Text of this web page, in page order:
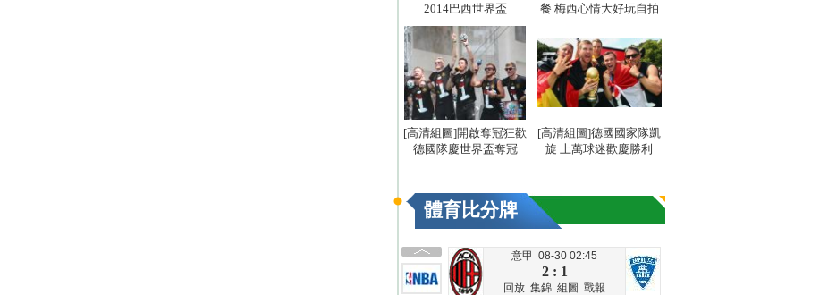
2014巴西世界盃
餐 梅西心情大好玩自拍
[高清組圖]開啟奪冠狂歡
德國隊慶世界盃奪冠
[高清組圖]德國國家隊凱
旋 上萬球迷歡慶勝利
體育比分牌
意甲 08-30 02:45
2 : 1
回放 集錦 組圖 戰報